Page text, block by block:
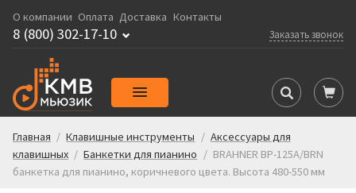
О компании Оплата Доставка Контакты
Заказать звонок
8 (800) 302-17-10
Главная / Клавишные инструменты / Аксессуары для
клавишных / Банкетки для пианино / BRAHNER BP-125A/BRN
банкетка для пианино, коричневого цвета. Высота 480-550 мм